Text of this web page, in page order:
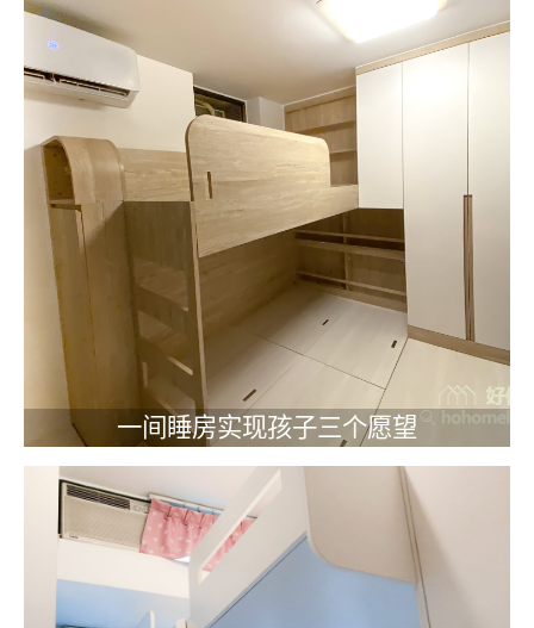
一间睡房实现孩子三个愿望